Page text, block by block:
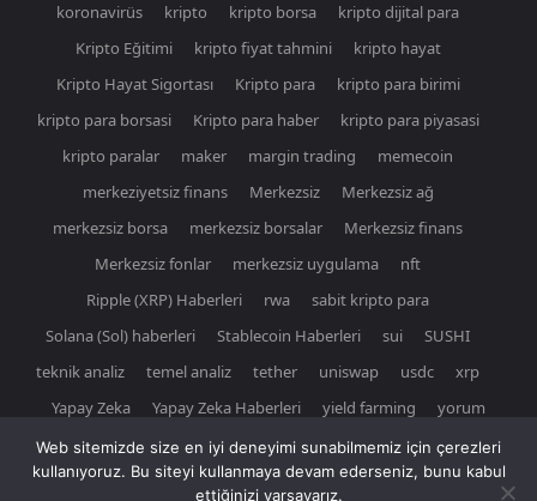
koronavirüs
kripto kripto borsa
kripto dijital para
Kripto Eğitimi
kripto fiyat tahmini
kripto hayat
Kripto Hayat Sigortası
Kripto para
kripto para birimi
kripto para borsasi
Kripto para haber
kripto para piyasasi
kripto paralar
maker margin trading
memecoin
merkeziyetsiz finans
Merkezsiz
Merkezsiz ağ
merkezsiz borsa
merkezsiz borsalar
Merkezsiz finans
Merkezsiz fonlar
merkezsiz uygulama
nft
Ripple (XRP) Haberleri
rwa
sabit kripto para
Solana (Sol) haberleri
Stablecoin Haberleri sui
SUSHI
teknik analiz
temel analiz tether uniswap usdc
xrp
Yapay Zeka
Yapay Zeka Haberleri yield farming yorum
Web sitemizde size en iyi deneyimi sunabilmemiz için çerezleri
kullanıyoruz. Bu siteyi kullanmaya devam ederseniz, bunu kabul
ettiğinizi varsayarız.